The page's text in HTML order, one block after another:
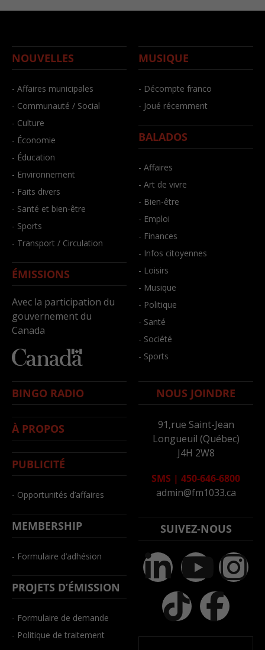
NOUVELLES
- Affaires municipales
- Communauté / Social
- Culture
- Économie
- Éducation
- Environnement
- Faits divers
- Santé et bien-être
- Sports
- Transport / Circulation
ÉMISSIONS
Avec la participation du
gouvernement du
Canada
MUSIQUE
- Décompte franco
- Joué récemment
BALADOS
- Affaires
- Art de vivre
- Bien-être
- Emploi
- Finances
- Infos citoyennes
- Loisirs
- Musique
- Politique
- Santé
- Société
- Sports
BINGO RADIO
À PROPOS
PUBLICITÉ
- Opportunités d’affaires
MEMBERSHIP
- Formulaire d’adhésion
PROJETS D’ÉMISSION
- Formulaire de demande
- Politique de traitement
NOUS JOINDRE
91,rue Saint-Jean
Longueuil (Québec)
J4H 2W8
SMS | 450-646-6800
admin@fm1033.ca
SUIVEZ-NOUS